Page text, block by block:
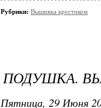
Рубрики: Вышивка крестиком
ПОДУШКА.
Пятница, 29 Июня